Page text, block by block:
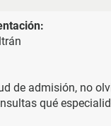
de admisión, no
qué